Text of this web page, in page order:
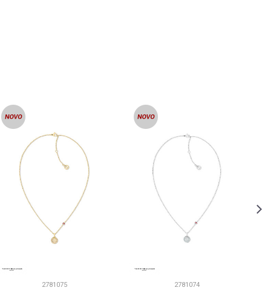
2781075 2781074